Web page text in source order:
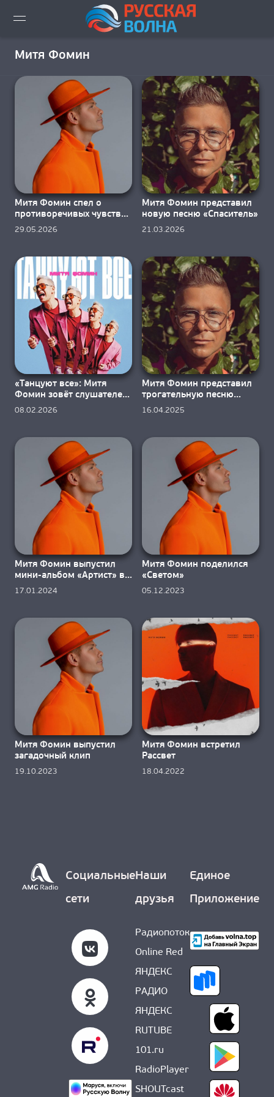
ВИДЕО LIVE
НОВОСТИ
НОВИНКИ ЭФИРА
ПЛЕЙЛИСТ
СКАЧАТЬ ЭФИР
КАК СЛУШАТЬ!?
О НАС
Митя Фомин
Митя Фомин спел о
противоречивых чувствах
в новинке «Полчаса»
29.05.2026
Митя Фомин представил
новую песню «Спаситель»
21.03.2026
«Танцуют все»: Митя
Фомин зовёт слушателей
на танцпол
08.02.2026
Митя Фомин представил
трогательную песню
«Останься»
16.04.2025
Митя Фомин выпустил
мини-альбом «Артист» в
свой юбилей
17.01.2024
Митя Фомин поделился
«Светом»
05.12.2023
Митя Фомин выпустил
загадочный клип
19.10.2023
Митя Фомин встретил
Рассвет
18.04.2022
Социальные
сети
Наши
друзья
Радиопоток
Online Red
ЯНДЕКС
РАДИО
ЯНДЕКС
RUTUBE
101.ru
RadioPlayer
SHOUTcast
Единое
Приложение